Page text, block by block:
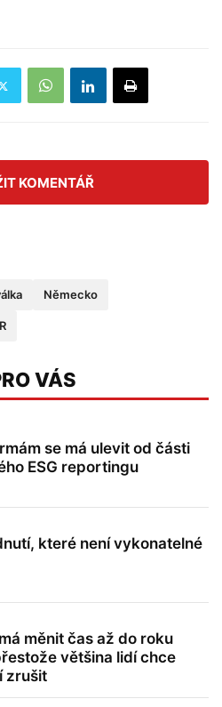
KOMENTÁŘ
Německo
VÁS
se má ulevit od části
ESG reportingu
které není vykonatelné
měnit čas až do roku
většina lidí chce
zrušit